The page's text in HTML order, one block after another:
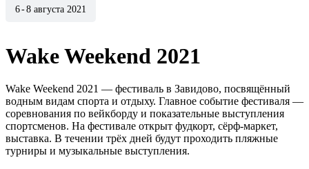
6 - 8 августа 2021
Wake Weekend 2021
Wake Weekend 2021 — фестиваль в Завидово, посвящённый
водным видам спорта и отдыху. Главное событие фестиваля —
соревнования по вейкборду и показательные выступления
спортсменов. На фестивале открыт фудкорт, сёрф-маркет,
выставка. В течении трёх дней будут проходить пляжные
турниры и музыкальные выступления.